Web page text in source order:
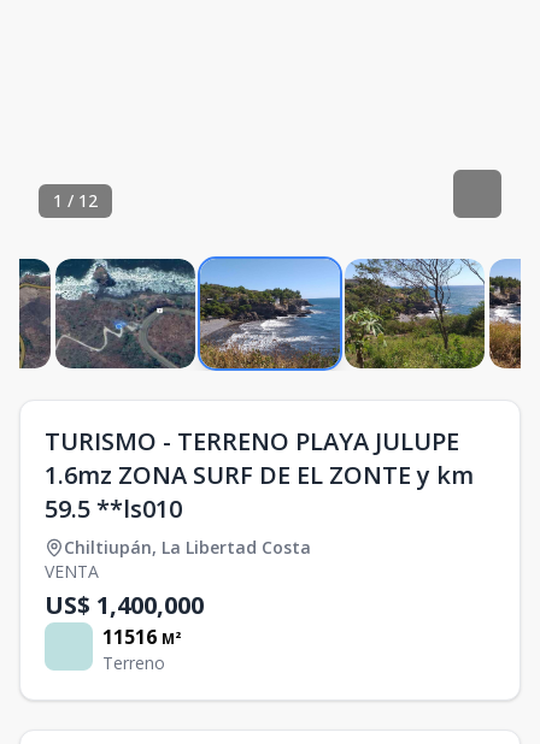
1 / 12
TURISMO - TERRENO PLAYA JULUPE
1.6mz ZONA SURF DE EL ZONTE y km
59.5 **ls010
Chiltiupán, La Libertad Costa
VENTA
US$ 1,400,000
11516 M²
Terreno